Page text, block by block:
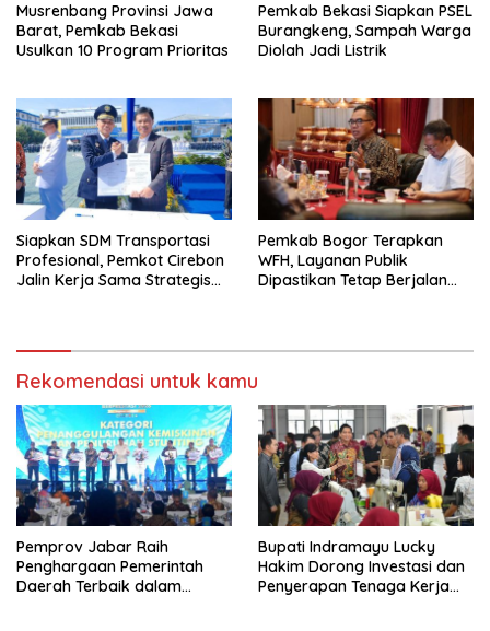
Musrenbang Provinsi Jawa
Barat, Pemkab Bekasi
Usulkan 10 Program Prioritas
Pemkab Bekasi Siapkan PSEL
Burangkeng, Sampah Warga
Diolah Jadi Listrik
Siapkan SDM Transportasi
Profesional, Pemkot Cirebon
Jalin Kerja Sama Strategis
Pemkab Bogor Terapkan
WFH, Layanan Publik
Dipastikan Tetap Berjalan
Rekomendasi untuk kamu
Pemprov Jabar Raih
Penghargaan Pemerintah
Daerah Terbaik dalam
Bupati Indramayu Lucky
Hakim Dorong Investasi dan
Penyerapan Tenaga Kerja